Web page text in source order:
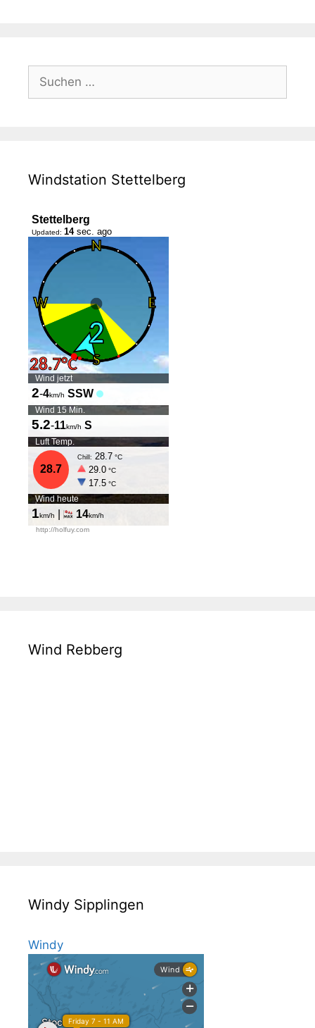
nach:
Windstation Stettelberg
Wind Rebberg
Windy Sipplingen
Windy